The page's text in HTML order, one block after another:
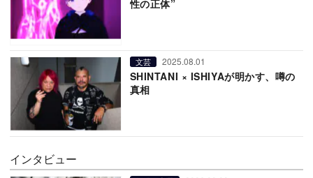
性の正体”
文芸 2025.08.01
SHINTANI × ISHIYAが明かす、噂の
真相
インタビュー